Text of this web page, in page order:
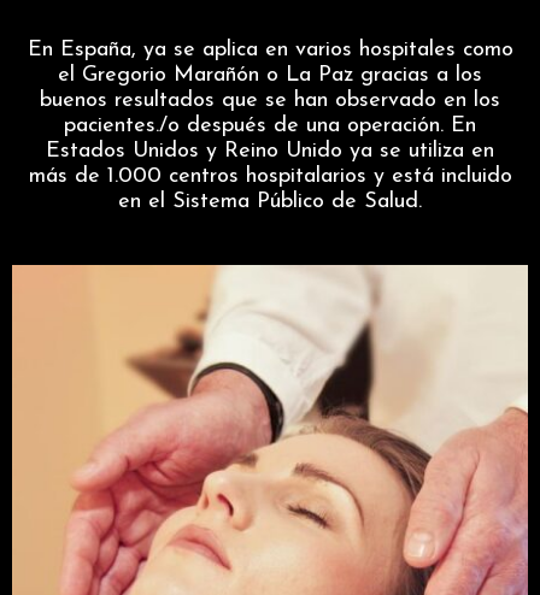
En España, ya se aplica en varios hospitales como
el Gregorio Marañón o La Paz gracias a los
buenos resultados que se han observado en los
pacientes./o después de una operación. En
Estados Unidos y Reino Unido ya se utiliza en
más de 1.000 centros hospitalarios y está incluido
en el Sistema Público de Salud.